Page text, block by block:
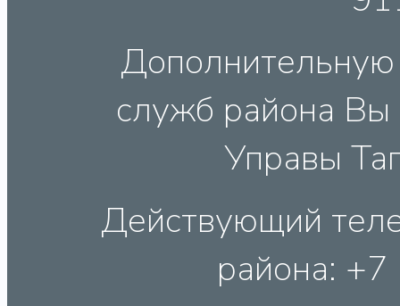
служб района Вы
Управы
Действующий
района: